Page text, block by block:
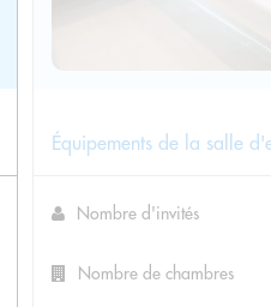
Équipements de la salle
Nombre d'invités
Nombre de chambres